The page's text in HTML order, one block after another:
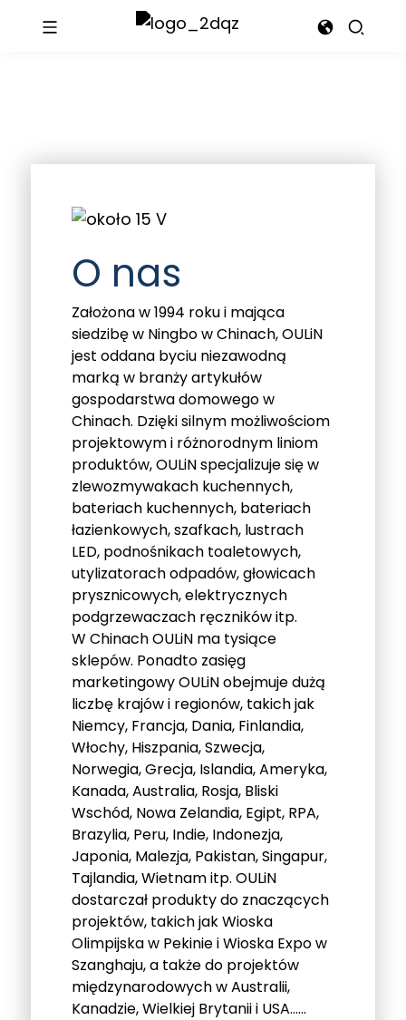
O nas
Założona w 1994 roku i mająca
siedzibę w Ningbo w Chinach, OULiN
jest oddana byciu niezawodną
marką w branży artykułów
gospodarstwa domowego w
Chinach. Dzięki silnym możliwościom
projektowym i różnorodnym liniom
produktów, OULiN specjalizuje się w
zlewozmywakach kuchennych,
bateriach kuchennych, bateriach
łazienkowych, szafkach, lustrach
LED, podnośnikach toaletowych,
utylizatorach odpadów, głowicach
prysznicowych, elektrycznych
podgrzewaczach ręczników itp.
W Chinach OULiN ma tysiące
sklepów. Ponadto zasięg
marketingowy OULiN obejmuje dużą
liczbę krajów i regionów, takich jak
Niemcy, Francja, Dania, Finlandia,
Włochy, Hiszpania, Szwecja,
Norwegia, Grecja, Islandia, Ameryka,
Kanada, Australia, Rosja, Bliski
Wschód, Nowa Zelandia, Egipt, RPA,
Brazylia, Peru, Indie, Indonezja,
Japonia, Malezja, Pakistan, Singapur,
Tajlandia, Wietnam itp. OULiN
dostarczał produkty do znaczących
projektów, takich jak Wioska
Olimpijska w Pekinie i Wioska Expo w
Szanghaju, a także do projektów
międzynarodowych w Australii,
Kanadzie, Wielkiej Brytanii i USA......